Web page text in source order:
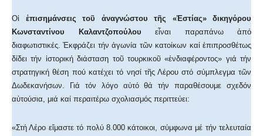
Οἱ ἐπισημάνσεις τοῦ ἀναγνώστου τῆς «Ἑστίας» δικηγόρου
Κωνσταντίνου Καλαντζοπούλου εἶναι παραπάνω ἀπό
διαφωτιστικές. Ἐκφράζει τήν ἀγωνία τῶν κατοίκων καί ἐπιπροσθέτως
δίδει τήν ἱστορική διάσταση τοῦ τουρκικοῦ «ἐνδιαφέροντος» γιά τήν
στρατηγική θέση πού κατέχει τό νησί τῆς Λέρου στό σύμπλεγμα τῶν
Δωδεκανήσων. Γιά τόν λόγο αὐτό θά τήν παραθέσουμε σχεδόν
αὐτούσια, μιά καί περαιτέρω σχολιασμός περιττεύει:
«Στή Λέρο εἴμαστε τό πολύ 8.000 κάτοικοι, σύμφωνα μέ τήν τελευταία